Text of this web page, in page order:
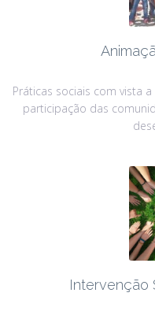
Práticas sociais com vista
participação das
Intervenção